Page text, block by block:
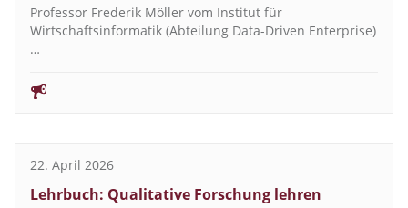
Professor Frederik Möller vom Institut für
Wirtschaftsinformatik (Abteilung Data-Driven Enterprise)
…
22. April 2026
Lehrbuch: Qualitative Forschung lehren